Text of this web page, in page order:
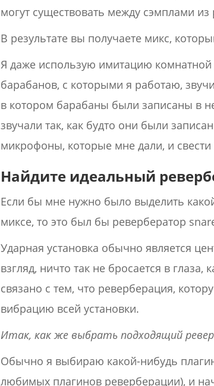
могут существовать между сэмплами
В результате вы получаете микс,
Я даже использую имитацию
барабанов, с которыми я работаю,
в котором барабаны были записаны в
звучали так, как будто они были
микрофоны, которые мне дали, и
Найдите идеальный
Если бы мне нужно было выделить
миксе, то это был бы ревербератор
Ударная установка обычно является
взгляд, ничто так не бросается в
связано с тем, что реверберация,
вибрацию всей установки.
Итак, как же выбрать подходящий
Обычно я выбираю какой-нибудь
любимых плагинов реверберации), и